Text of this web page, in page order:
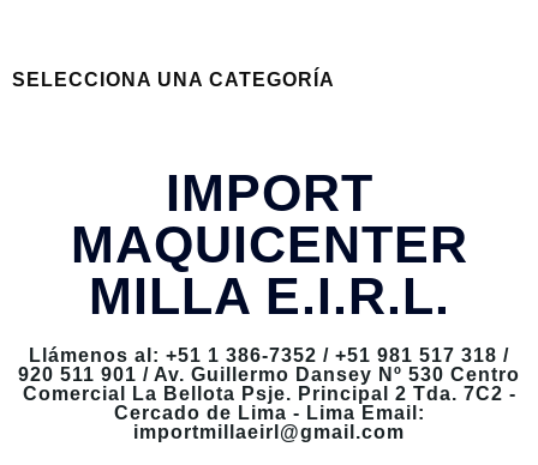
SELECCIONA UNA CATEGORÍA
IMPORT
MAQUICENTER
MILLA E.I.R.L.
Llámenos al: +51 1 386-7352 / +51 981 517 318 /
920 511 901 / Av. Guillermo Dansey Nº 530 Centro
Comercial La Bellota Psje. Principal 2 Tda. 7C2 -
Cercado de Lima - Lima Email:
importmillaeirl@gmail.com